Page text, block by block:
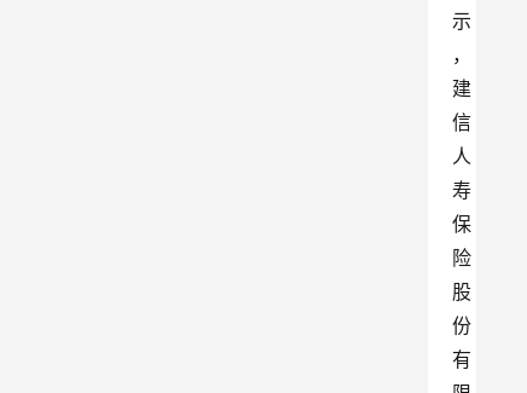
示
，
建
信
人
寿
保
险
股
份
有